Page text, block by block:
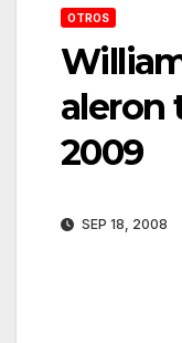
OTROS
aleron
2009
SEP 18, 2008